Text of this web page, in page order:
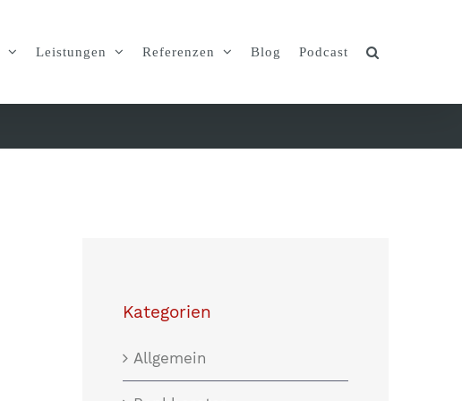
Leistungen Referenzen Blog Podcast
Kategorien
Allgemein